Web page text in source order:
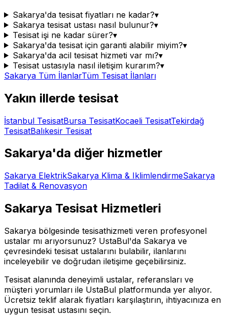
Sakarya'da tesisat fiyatları ne kadar?▾
Sakarya tesisat ustası nasıl bulunur?▾
Tesisat işi ne kadar sürer?▾
Sakarya'da tesisat için garanti alabilir miyim?▾
Sakarya'da acil tesisat hizmeti var mı?▾
Tesisat ustasıyla nasıl iletişim kurarım?▾
Sakarya Tüm İlanlarTüm Tesisat İlanları
Yakın illerde tesisat
İstanbul TesisatBursa TesisatKocaeli TesisatTekirdağ
TesisatBalıkesir Tesisat
Sakarya'da diğer hizmetler
Sakarya ElektrikSakarya Klima & IklimlendirmeSakarya
Tadilat & Renovasyon
Sakarya Tesisat Hizmetleri
Sakarya bölgesinde tesisathizmeti veren profesyonel
ustalar mı arıyorsunuz? UstaBul'da Sakarya ve
çevresindeki tesisat ustalarını bulabilir, ilanlarını
inceleyebilir ve doğrudan iletişime geçebilirsiniz.
Tesisat alanında deneyimli ustalar, referansları ve
müşteri yorumları ile UstaBul platformunda yer alıyor.
Ücretsiz teklif alarak fiyatları karşılaştırın, ihtiyacınıza en
uygun tesisat ustasını seçin.